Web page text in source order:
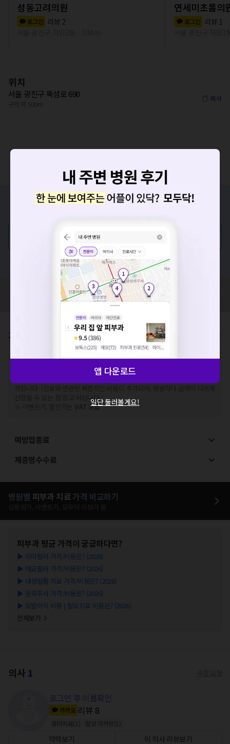
성동고려의원
로그인 리뷰 2
연세미초롬의
로그인 리뷰 1
위치
서울 광진구 뚝섬로 690 복사
증상/치료, 궁금한 점이 있나요?
💬 무엇이든 물어보세요
혹은, 의료상담 서비스에 다양한 게시글 보러가기
혹시 잘못된 병원정보가 있나요?
모두닥 팀에 알려주세요!
가격표 비급여/급여 진료란?
※비급여 항목의 경우,추가비용 등으로 실제 가격과 상이할 수 있으니, 정확
한 가격은 해당 의료기관에 직접 문의해주세요.
건강보험심사평가원
산정될 수 있는 점 참고 바랍니다.)
VAT 포함
예방접종료
제증명수수료
병원별 피부과 치료가격 비교하기
피부과 평균 가격이 궁금하다면?
▶ 이마필러 가격/비용은? (2026)
▶ 애교필러 가격/비용은? (2026)
▶ 내성발톱 치료 가격/비용은? (2026)
▶ 윤곽주사 가격/비용은? (2026)
▶ 모발이식 비용 | 탈모치료 비용은? (2026)
전체보기
의사 1
로그인 후 이름확인
카카오 리뷰 8
흉터치료 탈모 약처방
약력보기 이 의사 리뷰보기
요청하신 작업을 처리하지 못했습니다.
네트워크 또는 서버의 일시적인 오류로, 잠시 후 다시 시도해주
세요. 지속적으로 문제가 발생할 경우 모두닥 채널톡으로 문의
앱 다운로드
일단 둘러볼게요!